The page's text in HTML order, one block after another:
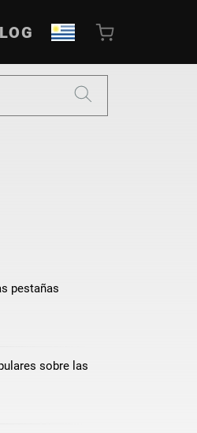
pestañas
sobre las